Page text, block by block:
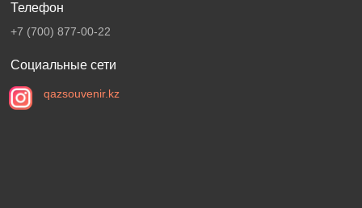
Телефон
+7 (700) 877-00-22
Социальные сети
qazsouvenir.kz